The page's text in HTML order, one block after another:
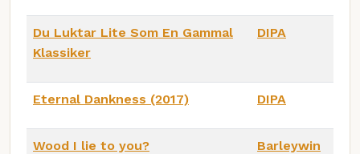
Du Luktar Lite Som En Gammal
Klassiker
DIPA
Eternal Dankness (2017) DIPA
Wood I lie to you?
Barleywin